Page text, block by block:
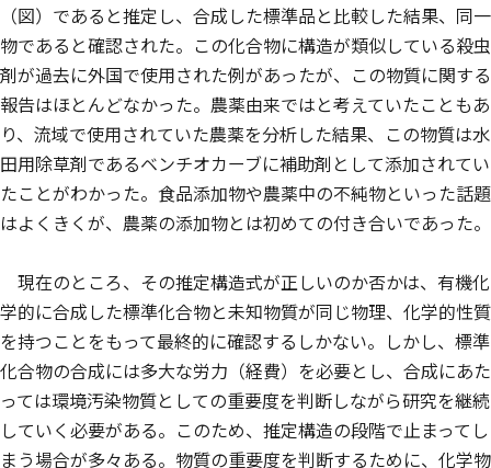
（図）であると推定し、合成した標準品と比較した結果、同一
物であると確認された。この化合物に構造が類似している殺虫
剤が過去に外国で使用された例があったが、この物質に関する
報告はほとんどなかった。農薬由来ではと考えていたこともあ
り、流域で使用されていた農薬を分析した結果、この物質は水
田用除草剤であるベンチオカーブに補助剤として添加されてい
たことがわかった。食品添加物や農薬中の不純物といった話題
はよくきくが、農薬の添加物とは初めての付き合いであった。
現在のところ、その推定構造式が正しいのか否かは、有機化
学的に合成した標準化合物と未知物質が同じ物理、化学的性質
を持つことをもって最終的に確認するしかない。しかし、標準
化合物の合成には多大な労力（経費）を必要とし、合成にあた
っては環境汚染物質としての重要度を判断しながら研究を継続
していく必要がある。このため、推定構造の段階で止まってし
まう場合が多々ある。物質の重要度を判断するために、化学物